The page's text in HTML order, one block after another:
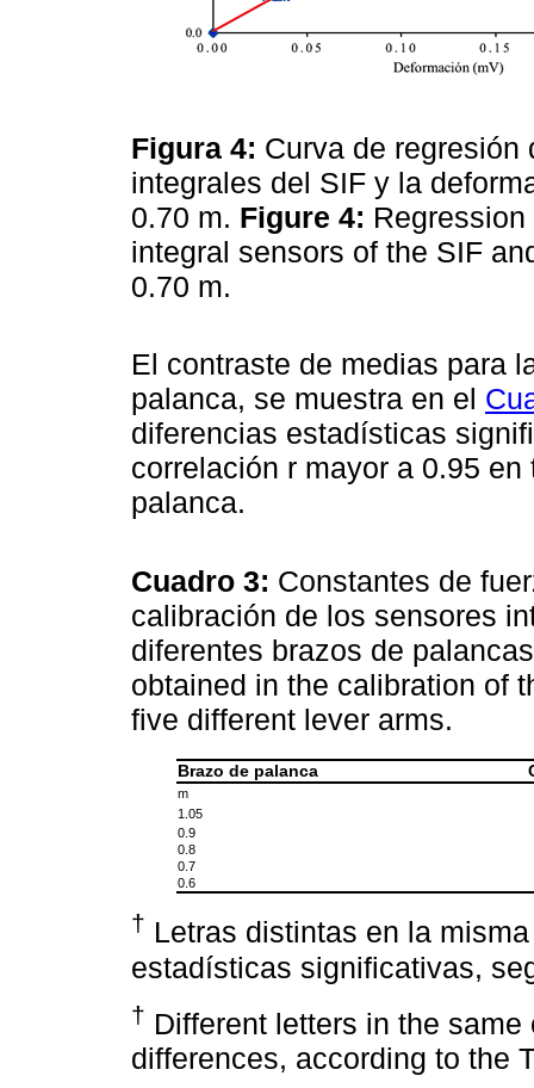
Figura 4: Curva de regresión
integrales del SIF y la
0.70 m. Figure 4:
integral sensors of the SIF
0.70 m.
El contraste de medias para
palanca, se muestra en el
diferencias estadísticas
correlación r mayor a 0.95
palanca.
Cuadro 3: Constantes de
calibración de los sensores
diferentes brazos de
obtained in the calibration of
five different lever arms.
Brazo de palanca
m
1.05
0.9
0.8
0.7
0.6
† Letras distintas en la
estadísticas significativas,
† Different letters in the
differences, according to the